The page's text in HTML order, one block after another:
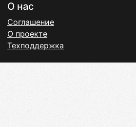
О нас
Соглашение
О проекте
Техподдержка